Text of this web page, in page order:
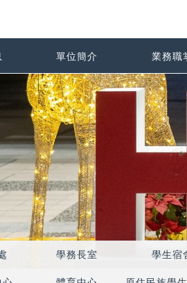
單位簡介 業務職
學務長室 學生宿